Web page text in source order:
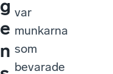
g
e
n
var
munkarna
som
bevarade